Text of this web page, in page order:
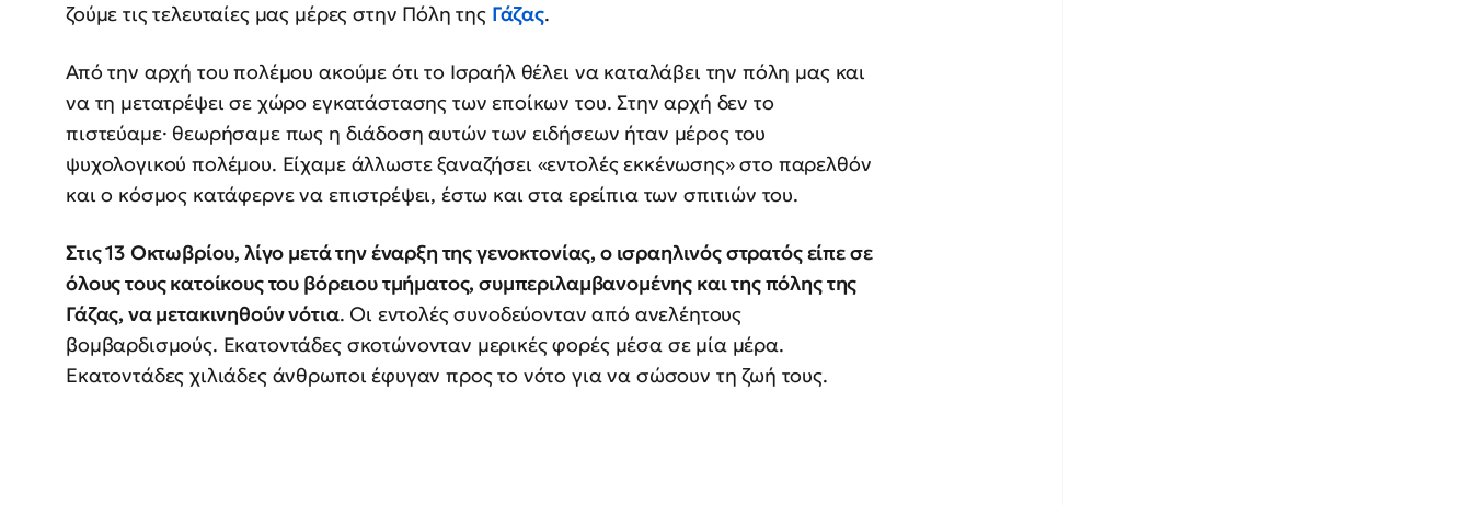
ζούμε τις τελευταίες μας μέρες στην Πόλη της Γάζας.
Από την αρχή του πολέμου ακούμε ότι το Ισραήλ θέλει να καταλάβει την πόλη μας και
να τη μετατρέψει σε χώρο εγκατάστασης των εποίκων του. Στην αρχή δεν το
πιστεύαμε· θεωρήσαμε πως η διάδοση αυτών των ειδήσεων ήταν μέρος του
ψυχολογικού πολέμου. Είχαμε άλλωστε ξαναζήσει «εντολές εκκένωσης» στο παρελθόν
και ο κόσμος κατάφερνε να επιστρέψει, έστω και στα ερείπια των σπιτιών του.
Στις 13 Οκτωβρίου, λίγο μετά την έναρξη της γενοκτονίας, ο ισραηλινός στρατός είπε σε
όλους τους κατοίκους του βόρειου τμήματος, συμπεριλαμβανομένης και της πόλης της
Γάζας, να μετακινηθούν νότια. Οι εντολές συνοδεύονταν από ανελέητους
βομβαρδισμούς. Εκατοντάδες σκοτώνονταν μερικές φορές μέσα σε μία μέρα.
Εκατοντάδες χιλιάδες άνθρωποι έφυγαν προς το νότο για να σώσουν τη ζωή τους.